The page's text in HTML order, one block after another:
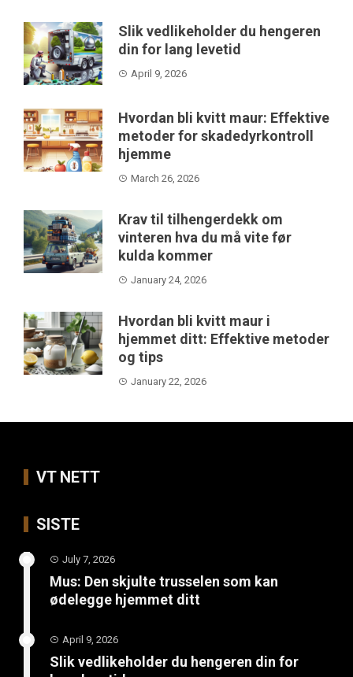
Slik vedlikeholder du hengeren
din for lang levetid
April 9, 2026
Hvordan bli kvitt maur: Effektive
metoder for skadedyrkontroll
hjemme
March 26, 2026
Krav til tilhengerdekk om
vinteren hva du må vite før
kulda kommer
January 24, 2026
Hvordan bli kvitt maur i
hjemmet ditt: Effektive metoder
og tips
January 22, 2026
VT NETT
SISTE
July 7, 2026
Mus: Den skjulte trusselen som kan
ødelegge hjemmet ditt
April 9, 2026
Slik vedlikeholder du hengeren din for